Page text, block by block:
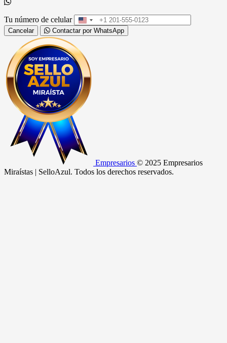
Tu número de celular
United
States
Cancelar Contactar por WhatsApp
Empresarios © 2025 Empresarios
Miraístas | SelloAzul. Todos los derechos reservados.